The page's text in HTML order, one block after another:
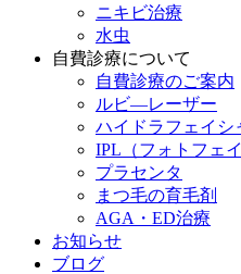
ニキビ治療
水虫
自費診療について
自費診療のご案内
ルビ―レーザー
ハイドラフェイシ
IPL（フォトフェ
プラセンタ
まつ毛の育毛剤
AGA・ED治療
お知らせ
ブログ